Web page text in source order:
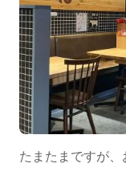
たまたまですが